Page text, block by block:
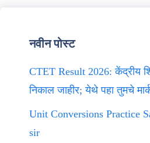
नवीन पोस्ट
CTET Result 2026: केंद्रीय
निकाल जाहीर; येथे पहा तुमचे
Unit Conversions Practice
sir